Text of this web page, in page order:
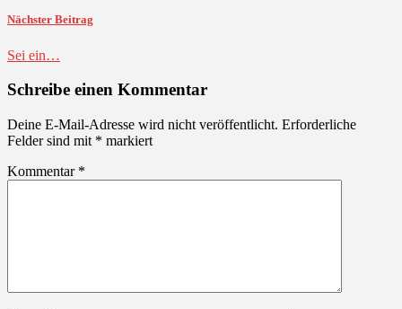
Nächster Beitrag
Sei ein…
Schreibe einen Kommentar
Deine E-Mail-Adresse wird nicht veröffentlicht. Erforderliche
Felder sind mit * markiert
Kommentar *